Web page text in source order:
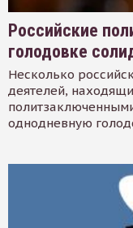
Российские
голодовке
Несколько
деятелей,
однодневную